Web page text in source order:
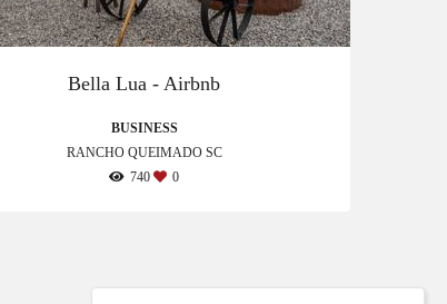
Bella Lua - Airbnb
BUSINESS
RANCHO QUEIMADO SC
740
0